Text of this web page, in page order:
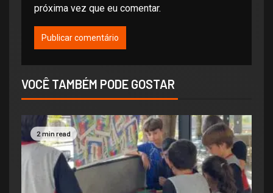
próxima vez que eu comentar.
VOCÊ TAMBÉM PODE GOSTAR
2 min read